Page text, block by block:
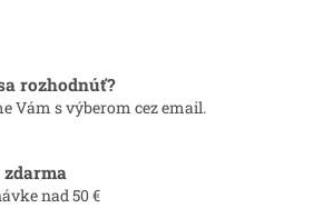
rozhodnúť?
Vám s výberom cez email.
zdarma
nad 50 €